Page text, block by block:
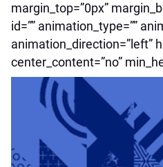
margin_top=”0px”
id=”” animation_type=””
animation_direction=”left”
center_content=”no”